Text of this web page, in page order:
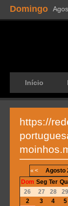
Domingo
Início
https://
« < Agosto
Dom Seg Ter
26
27 28 29
2
3 4 5